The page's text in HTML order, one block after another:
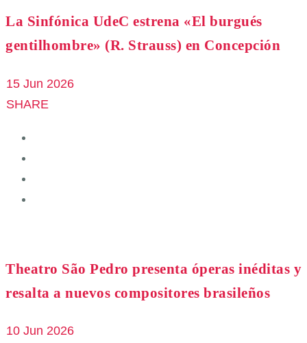
La Sinfónica UdeC estrena «El burgués
gentilhombre» (R. Strauss) en Concepción
15 Jun 2026
SHARE
Theatro São Pedro presenta óperas inéditas y
resalta a nuevos compositores brasileños
10 Jun 2026